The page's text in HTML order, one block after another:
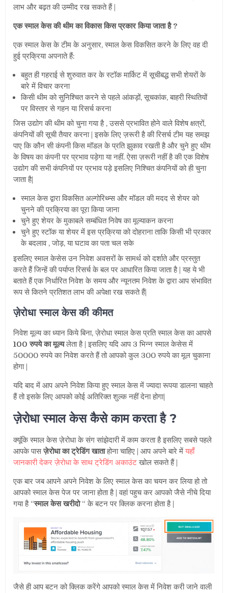
लाभ और बढ़त की उम्मीद रख सकते हैं |
एक स्माल केस की थीम का विकास किस प्रकार किया जाता है ?
एक स्माल केस के टीम के अनुसार, स्माल केस विकसित करने के लिए वह दी
हुई प्रक्रिया अपनाते हैं:
बहुत ही गहराई से शुरुवात कर के स्टॉक मार्किट में सूचीबद्ध सभी शेयरों के
बारे में विचार करना
किसी थीम को सुनिश्चित करने से पहले आंकड़ों,सूचकांक,बाहरी स्थितियों
पर विस्तार से गहन या रिसर्च करना
जिस उद्योग की थीम को चुना गया है , उससे प्रभावित होने वाले विशेष क्षत्रों,
कंपनियों की सूची तैयार करना | इसके लिए ज़रूरी है की रिसर्च टीम यह समझ
पाए कि कौन सी कंपनी किस मॉडल के प्रति झुकाव रखती है और चुने हुए थीम
के विषय का कंपनी पर प्रभाव पड़ेगा या नहीं. ऐसा ज़रूरी नहीं है की एक विशेष
उद्योग की सभी कंपनियों पर प्रभाव पड़े इसलिए निश्चित कंपनियों को ही चुना
जाता है|
स्माल केस द्वारा विकसित अल्गोरिथ्म्स और मॉडल की मदद से शेयर को
चुनने की प्रक्रिया का पूरा किया जाना
चुने हुए शेयर के मुकाबले सम्बंधित निवेष का मूल्याकन करना
चुने हुए स्टॉक या शेयर में इस प्रक्रिया को दोहराना ताकि किसी भी प्रकार
के बदलाव , जोड़, या घटाव का पता चल सके
इसलिए स्माल केसेस उन निवेश अवसरों के सामर्थ को दर्शाते और प्रस्तुत
करते हैं जिन्हें की पर्याप्त रिसर्च के बल पर आधारित किया जाता है | यह ये भी
बताते हैं एक निर्धारित निवेश के समय और न्यूनतम निवेश के द्वारा आपसंभावित
रूप से कितने प्रतिशत लाभ की अपेक्षा रख सकते हैं|
ज़ेरोधा स्माल केस की कीमत
निवेश मूल्य का ध्यान किये बिना, ज़ेरोधा स्माल केस प्रति स्माल केस का आपसे
100 रुपये का मूल्यलेता है | इसलिए यदि आप 3 भिन्न स्माल केसेस में
50000 रुपये का निवेश करते हैं तो आपको कुल 300 रुपये का मूल चुकाना
होगा |
यदि बाद में आप अपने निवेश किया हुए स्माल केस में ज्यादा रूपया डालना चाहते
हैं तो इसके लिए आपको कोई अतिरिक्त शुल्क नहीं देना होगा|
ज़ेरोधा स्माल केस कैसे काम करता है ?
क्यूंकि स्माल केस ज़ेरोधा के संग सांझेदारी में काम करता है इसलिए सबसे पहले
आपके पासज़ेरोधा का ट्रेडिंग खाताहोना चाहिए | आप अपने बारे मेंयहाँ
जानकारी देकर ज़ेरोधा के साथ ट्रेडिंग अकाउंटखोल सकते हैं |
एक बार जब आपने अपने निवेश के लिए स्माल केस का चयन कर लिया हो तो
आपको स्माल केस पेज पर जाना होता है | वहां पहुच कर आपको जैसे नीचे दिया
गया है “स्माल केस खरीदो“ के बटन पर क्लिक करना होता है |
जैसे ही आप बटन को क्लिक करेंगे आपको स्माल केस में निवेश करी जाने वाली